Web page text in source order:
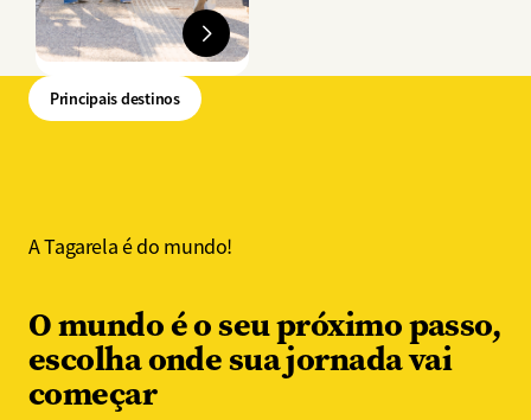
A Tagarela é do mundo!
O mundo é o seu próximo passo​,
escolha onde sua jornada vai
começar
Principais destinos